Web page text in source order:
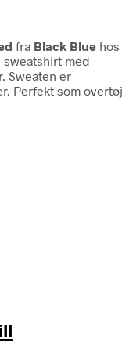
fra Black Blue hos
med
Sweaten er
Perfekt som overtøj